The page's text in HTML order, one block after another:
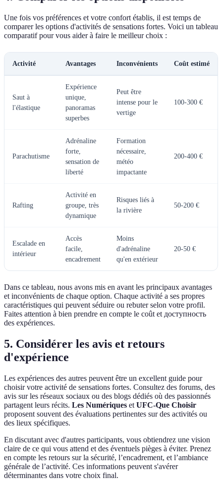
Une fois vos préférences et votre confort établis, il est temps de
comparer les options d'activités de sensations fortes. Voici un tableau
comparatif pour vous aider à faire le meilleur choix :
Activité Avantages Inconvénients Coût estimé
Saut à
l'élastique
Expérience
unique,
panoramas
superbes
Peut être
intense pour le
vertige
100-300 €
Parachutisme
Adrénaline
forte,
sensation de
liberté
Formation
nécessaire,
météo
impactante
200-400 €
Rafting
Activité en
groupe, très
dynamique
Risques liés à
la rivière
50-200 €
Escalade en
intérieur
Accès
facile,
encadrement
Moins
d'adrénaline
qu'en extérieur
20-50 €
Dans ce tableau, nous avons mis en avant les principaux avantages
et inconvénients de chaque option. Chaque activité a ses propres
caractéristiques qui peuvent séduire ou rebuter selon votre profil.
Faites attention à bien prendre en compte le coût et доступность
des expériences.
5. Considérer les avis et retours
d'expérience
Les expériences des autres peuvent être un excellent guide pour
choisir votre activité de sensations fortes. Consultez des forums, des
avis sur les réseaux sociaux ou des blogs dédiés où des passionnés
partagent leurs récits. Les Numériques et UFC-Que Choisir
proposent souvent des évaluations pertinentes sur des activités ou
des lieux spécifiques.
En discutant avec d'autres participants, vous obtiendrez une vision
claire de ce qui vous attend et des éventuels pièges à éviter. Prenez
en compte les retours sur la sécurité, l’encadrement, et l’ambiance
générale de l’activité. Ces informations peuvent s'avérer
déterminantes dans votre choix final.